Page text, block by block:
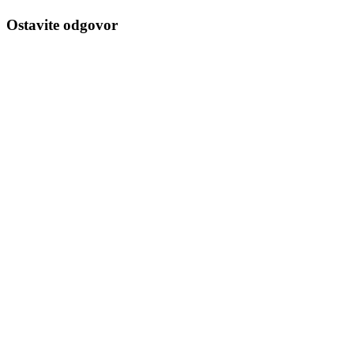
Ostavite odgovor